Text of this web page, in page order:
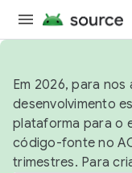
Em 2026, para
desenvolvimento
plataforma para o
código-fonte no
trimestres. Para